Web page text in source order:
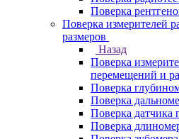
Поверка
Поверка измерителей
размеров
Назад
Поверка
перемещений и
Поверка
Поверка
Поверка датчика
Поверка